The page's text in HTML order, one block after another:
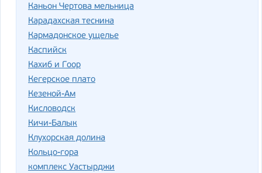
Каньон Чертова мельница
Карадахская теснина
Кармадонское ущелье
Каспийск
Кахиб и Гоор
Кегерское плато
Кезеной-Ам
Кисловодск
Кичи-Балык
Клухорская долина
Кольцо-гора
комплекс Уастырджи